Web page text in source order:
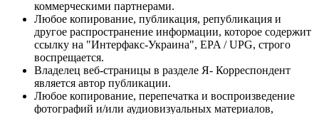
коммерческими партнерами.
Любое копирование, публикация, републикация и
другое распространение информации, которое содержит
ссылку на "Интерфакс-Украина", EPA / UPG, строго
воспрещается.
Владелец веб-страницы в разделе Я- Корреспондент
является автор публикации.
Любое копирование, перепечатка и воспроизведение
фотографий и/или аудиовизуальных материалов,